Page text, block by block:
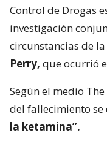
Control de Drogas
investigación
circunstancias de
Perry, que ocurrió
Según el medio
del fallecimiento se
la ketamina”.